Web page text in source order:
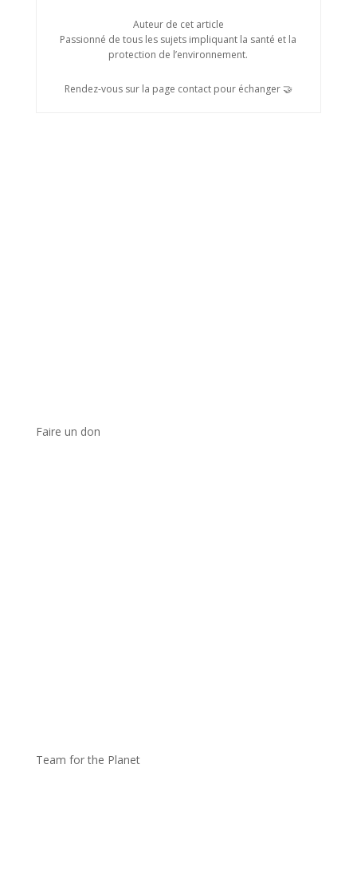
Auteur de cet article
Passionné de tous les sujets impliquant la santé et la
protection de l’environnement.
Rendez-vous sur la page contact pour échanger 🤝
Faire un don
Team for the Planet